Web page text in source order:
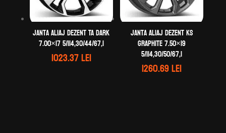
Janta aliaj DEZENT TA dark
7.00×17 5/114,30/44/67,1
1023.37lei
Janta aliaj DEZENT KS
graphite 7.50×19
5/114,30/50/67,1
1260.69lei